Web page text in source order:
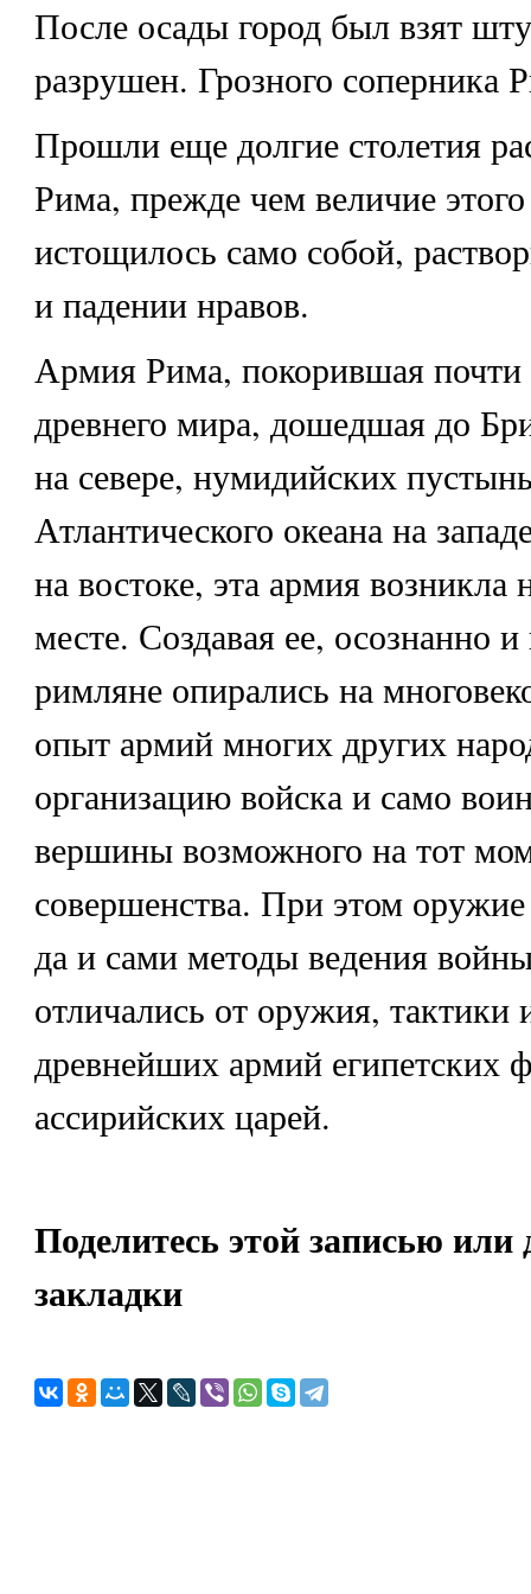
После осады город был взят
разрушен. Грозного соперника
Прошли еще долгие столетия
Рима, прежде чем величие этого
истощилось само собой,
и падении нравов.
Армия Рима, покорившая почти
древнего мира, дошедшая до
на севере, нумидийских
Атлантического океана на
на востоке, эта армия возникла
месте. Создавая ее, осознанно
римляне опирались на
опыт армий многих других
организацию войска и само
вершины возможного на тот
совершенства. При этом
да и сами методы ведения
отличались от оружия, тактики
древнейших армий египетских
ассирийских царей.
Поделитесь этой записью или
закладки